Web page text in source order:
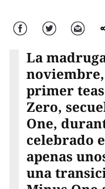
Facebook Twitter Correo
La
primer
Zero,
One,
celebrado
apenas
una